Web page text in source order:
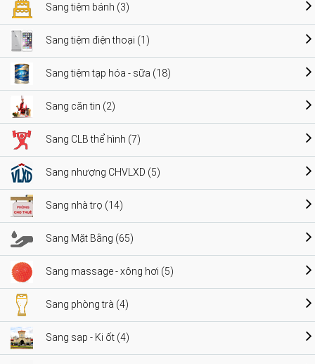
Sang tiệm bánh (3)
Sang tiệm điện thoại (1)
Sang tiệm tạp hóa - sữa (18)
Sang căn tin (2)
Sang CLB thể hình (7)
Sang nhượng CHVLXD (5)
Sang nhà trọ (14)
Sang Mặt Bằng (65)
Sang massage - xông hơi (5)
Sang phòng trà (4)
Sang sạp - Ki ốt (4)